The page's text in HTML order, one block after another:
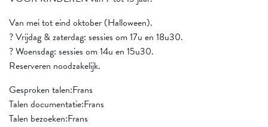
Van mei tot eind oktober (Halloween).
? Vrijdag & zaterdag: sessies om 17u en 18u30.
? Woensdag: sessies om 14u en 15u30.
Reserveren noodzakelijk.
Gesproken talen:Frans
Talen documentatie:Frans
Talen bezoeken:Frans